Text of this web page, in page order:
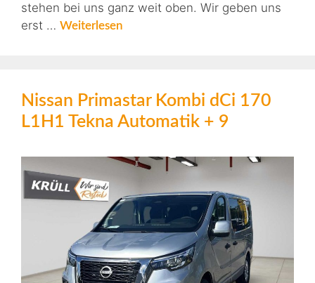
stehen bei uns ganz weit oben. Wir geben uns
erst … Weiterlesen
Nissan Primastar Kombi dCi 170
L1H1 Tekna Automatik + 9